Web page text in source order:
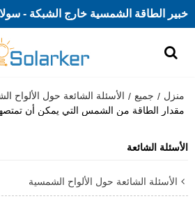
خبير الطاقة الشمسية خارج الشبكة -
منزل / جميع / الأسئلة الشائعة حول الألواح
مقدار الطاقة من الشمس التي يمكن أن
الأسئلة الشائعة
الأسئلة الشائعة حول الألواح الشمسية